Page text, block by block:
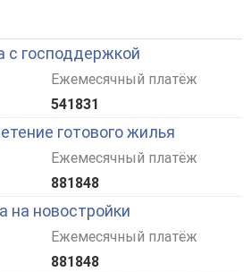
с господдержкой
Ежемесячный платёж
541831
готового жилья
Ежемесячный платёж
881848
на новостройки
Ежемесячный платёж
881848